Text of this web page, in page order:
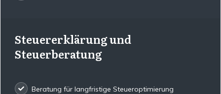
Steuererklärung und
Steuerberatung
Beratung für langfristige Steueroptimierung